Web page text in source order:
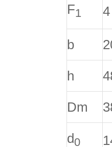
F1 4
b
h
Dm
d0